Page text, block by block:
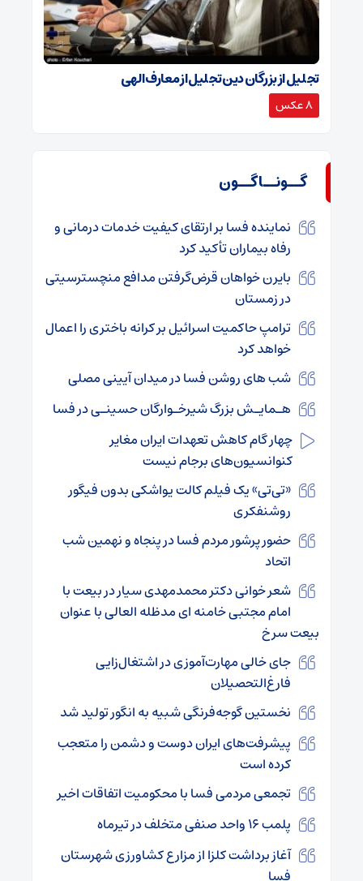
تجلیل از بزرگان دین تجلیل از معارف الهی
8 عکس
گــونــاگــون
نماینده فسا بر ارتقای کیفیت خدمات درمانی و
رفاه بیماران تأکید کرد
بایرن خواهان قرض‌گرفتن مدافع منچسترسیتی
در زمستان
ترامپ حاکمیت اسرائیل بر کرانه باختری را اعمال
خواهد کرد
شب های روشن فسا در میدان آیینی مصلی
هـمایـش بزرگ شیرخـوارگان حسینـی در فسا
چهار گام کاهش تعهدات ایران مغایر
کنوانسیون‌های برجام نیست
«تی‌تی» یک فیلم کالت یواشکی بدون فیگور
روشنفکری
حضور پرشور مردم فسا در پنجاه و نهمین شب
اتحاد
شعر خوانی دکتر محمدمهدی سیار در بیعت با
امام مجتبی خامنه ای مدظله العالی با عنوان
بیعت سرخ
جای خالی مهارت‌آموزی در اشتغال‌زایی
فارغ‌التحصیلان
نخستین گوجه‌فرنگی شبیه به انگور تولید شد
پیشرفت‌های ایران دوست و دشمن را متعجب
کرده است
تجمعی مردمی فسا با محکومیت اتفاقات اخیر
پلمب ۱۶ واحد صنفی متخلف در تیرماه
آغاز برداشت کلزا از مزارع کشاورزی شهرستان
فسا